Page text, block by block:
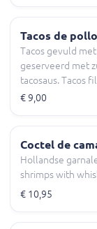
Tacos de
Tacos gevuld
geserveerd met
tacosaus. Tacos
chicken served
€ 9,00
Coctel de
Hollandse
shrimps with
€ 10,95